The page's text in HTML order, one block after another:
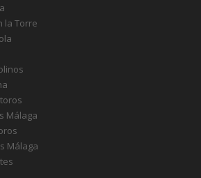
la Torre
Málaga
Málaga